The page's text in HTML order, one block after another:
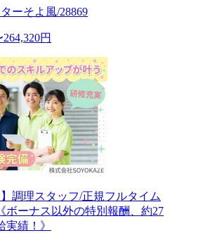
ーそよ風/28869
円
】調理スタッフ/正規フルタイム
ボーナス以外の特別報酬、約27
実績！》